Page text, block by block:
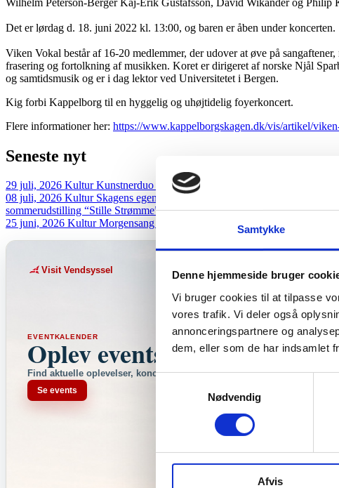
Samtykke
Denne hjemmeside bruger
Vi bruger cookies til at tilpasse
vores trafik. Vi deler også
annonceringspartnere og
dem, eller som de har indsamlet
Samtykkevalg
Nødvendig
Afvis
Det er lørdag d. 18. juni 2022 kl. 13:00, og baren er åben under koncerten.
Viken Vokal består af 16-20 medlemmer, der udover at øve på
frasering og fortolkning af musikken. Koret er dirigeret af norske Njål
og samtidsmusik og er i dag lektor ved Universitetet i Bergen.
Kig forbi Kappelborg til en hyggelig og uhøjtidelig foyerkoncert.
Flere informationer her: https://www.kappelborgskagen.dk/vis/artikel/
Seneste nyt
29 juli, 2026 Kultur Kunstnerduo åbnede sommergalleri midt i Skagen –
08 juli, 2026 Kultur Skagens egen kunstner vender hjem – Galleri Juul
sommerudstilling “Stille Strømme”, der…
25 juni, 2026 Kultur Morgensang i Skagen Kapel Hele højsommeren
Visit Vendsyssel
EVENTKALENDER
Oplev events i Vendsyssel
Find aktuelle oplevelser, koncerter, kultur, natur og lokale events.
Se events